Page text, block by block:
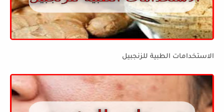
الاستخدامات الطبية للزنجبيل